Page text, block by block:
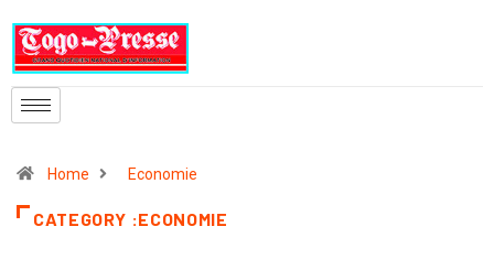
Home Economie
CATEGORY :ECONOMIE